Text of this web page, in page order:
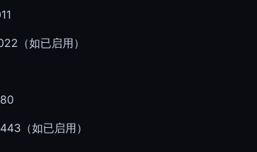
（如已启用）
（如已启用）